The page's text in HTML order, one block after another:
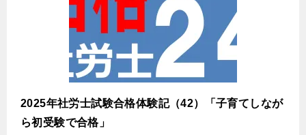
2025年社労士試験合格体験記（42）「子育てしなが
ら初受験で合格」